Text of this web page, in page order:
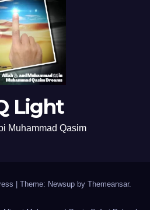
Light
Muhammad Qasim
| Theme: Newsup by Themeansar.